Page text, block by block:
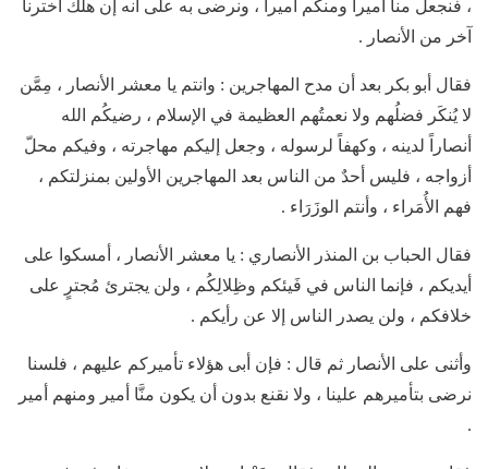
، فنجعل منا أميراً ومنكم أميراً ، ونرضى به على أنه إن هلك اخترنا
آخر من الأنصار .
فقال أبو بكر بعد أن مدح المهاجرين : وانتم يا معشر الأنصار ، مِمَّن
لا يُنكَر فضلُهم ولا نعمتُهم العظيمة في الإسلام ، رضيكُم الله
أنصاراً لدينه ، وكهفاً لرسوله ، وجعل إليكم مهاجرته ، وفيكم محلّ
أزواجه ، فليس أحدٌ من الناس بعد المهاجرين الأولين بمنزلتكم ،
فهم الأُمَراء ، وأنتم الوزَرَاء .
فقال الحباب بن المنذر الأنصاري : يا معشر الأنصار ، أمسكوا على
أيديكم ، فإنما الناس في فَيئكم وظِلالِكُم ، ولن يجترئ مُجترٍ على
خلافكم ، ولن يصدر الناس إلا عن رأيكم .
وأثنى على الأنصار ثم قال : فإن أبى هؤلاء تأميركم عليهم ، فلسنا
نرضى بتأميرهم علينا ، ولا نقنع بدون أن يكون منَّا أمير ومنهم أمير
.